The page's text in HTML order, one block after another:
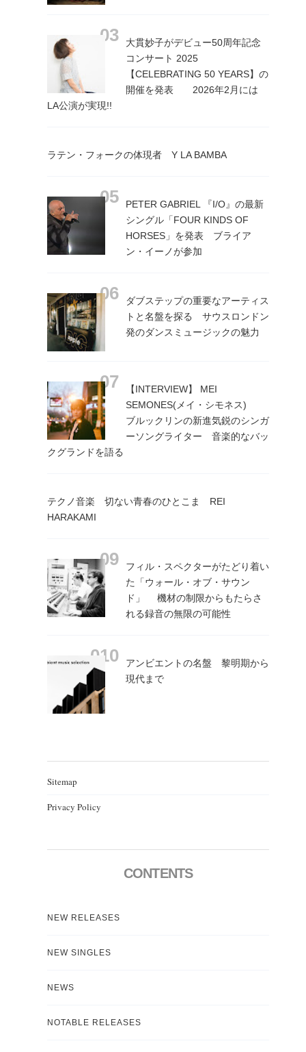
大貫妙子がデビュー50周年記念
コンサート 2025
【CELEBRATING 50 YEARS】の
開催を発表 2026年2月には
LA公演が実現!!
ラテン・フォークの体現者 Y LA BAMBA
PETER GABRIEL 『I/O』の最新
シングル「FOUR KINDS OF
HORSES」を発表 ブライア
ン・イーノが参加
ダブステップの重要なアーティス
トと名盤を探る サウスロンドン
発のダンスミュージックの魅力
【INTERVIEW】 MEI
SEMONES(メイ・シモネス)
ブルックリンの新進気鋭のシンガ
ーソングライター 音楽的なバッ
クグランドを語る
テクノ音楽 切ない青春のひとこま REI
HARAKAMI
フィル・スペクターがたどり着い
た「ウォール・オブ・サウン
ド」 機材の制限からもたらさ
れる録音の無限の可能性
アンビエントの名盤 黎明期から
現代まで
Sitemap
Privacy Policy
CONTENTS
NEW RELEASES
NEW SINGLES
NEWS
NOTABLE RELEASES